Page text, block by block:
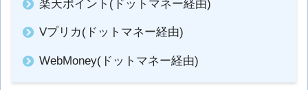
楽天ポイント(ドットマネー経由)
Vプリカ(ドットマネー経由)
WebMoney(ドットマネー経由)